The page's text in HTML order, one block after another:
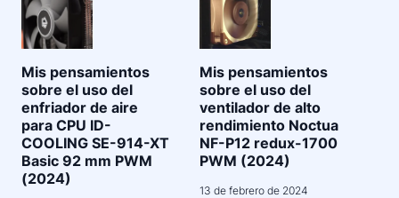
Mis pensamientos
sobre el uso del
enfriador de aire
para CPU ID-
COOLING SE-914-XT
Basic 92 mm PWM
(2024)
Mis pensamientos
sobre el uso del
ventilador de alto
rendimiento Noctua
NF-P12 redux-1700
PWM (2024)
13 de febrero de 2024